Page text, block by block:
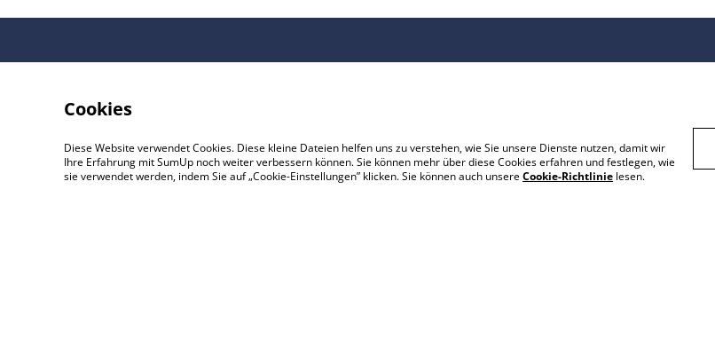
Kontakt
About me
AGB
Widerrufsbelehrung
Impressum
Cookies
Diese Website verwendet Cookies. Diese kleine Dateien helfen uns zu verstehen, wie Sie unsere Dienste nutzen, damit wir
Ihre Erfahrung mit SumUp noch weiter verbessern können. Sie können mehr über diese Cookies erfahren und festlegen, wie
sie verwendet werden, indem Sie auf „Cookie-Einstellungen” klicken. Sie können auch unsereCookie-Richtlinie lesen.